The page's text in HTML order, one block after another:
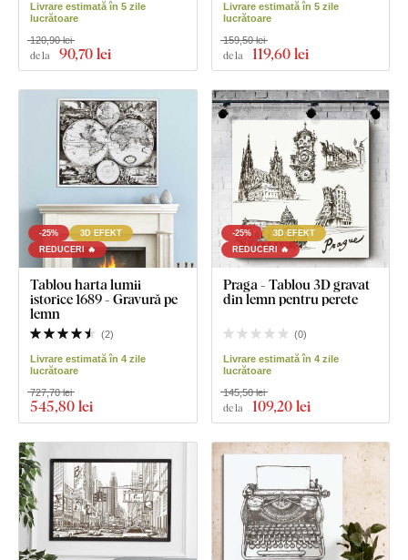
Livrare estimată în 5 zile
lucrătoare
de la 90,70 lei
120,90 lei
Livrare estimată în 5 zile
lucrătoare
de la 119,60 lei
159,50 lei
-25%
3D EFEKT
REDUCERI 🔥
Tablou harta lumii
istorice 1689 - Gravură pe
lemn
(2)
Livrare estimată în 4 zile
lucrătoare
545,80 lei
727,70 lei
-25%
3D EFEKT
REDUCERI 🔥
Praga - Tablou 3D gravat
din lemn pentru perete
(0)
Livrare estimată în 4 zile
lucrătoare
de la 109,20 lei
145,50 lei